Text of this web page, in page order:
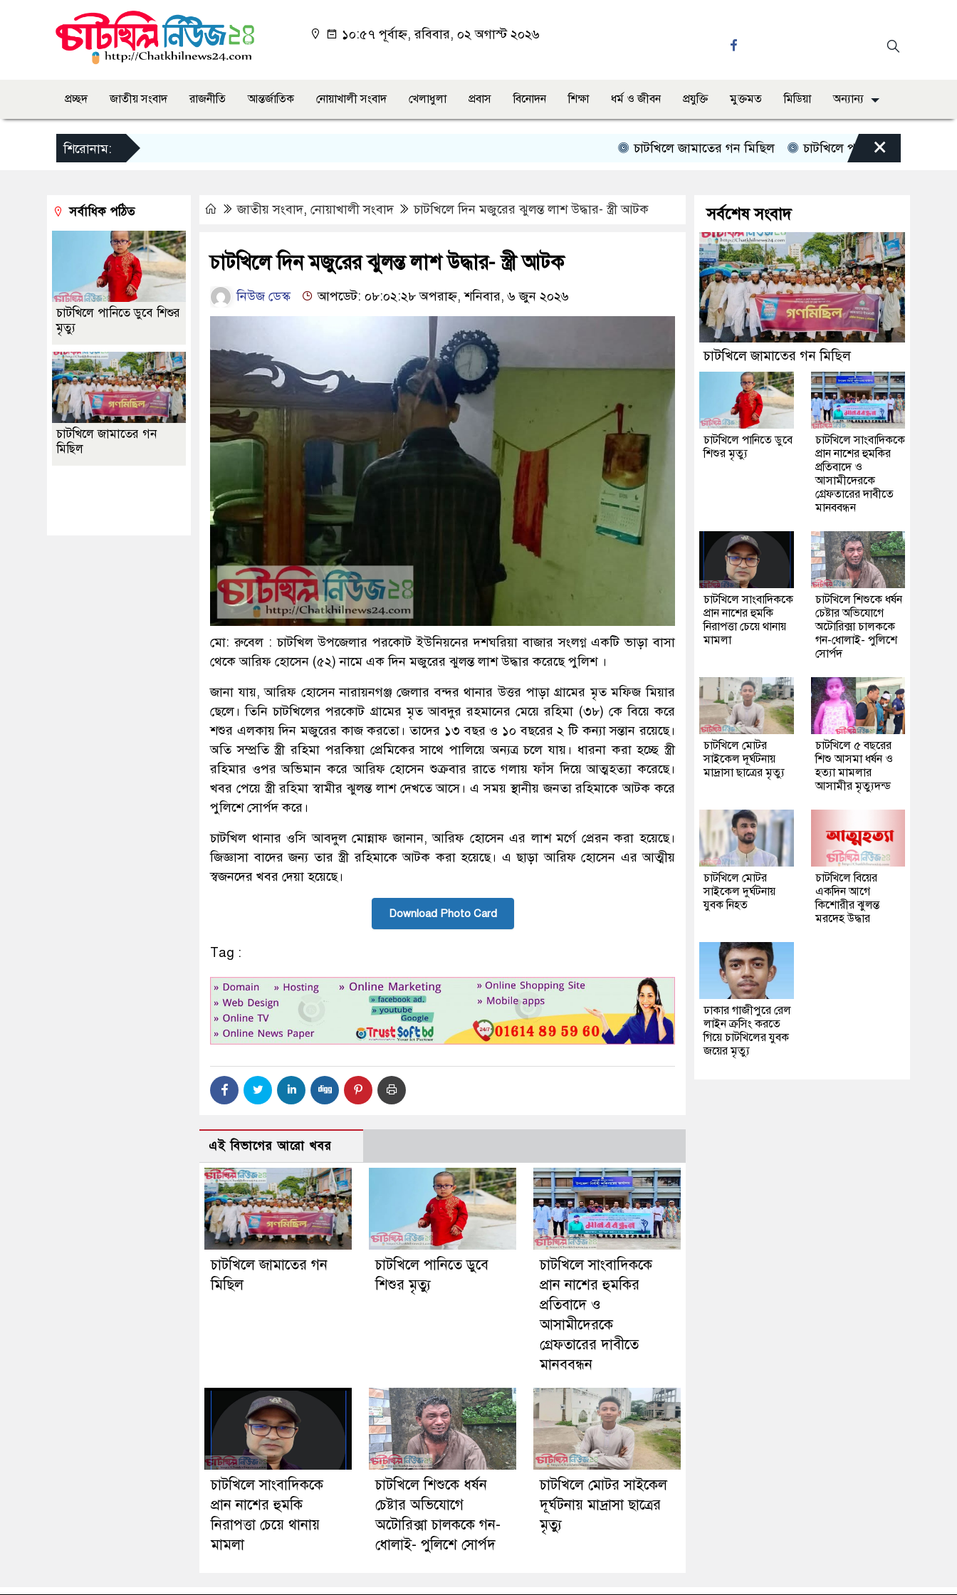
১০:৫৭ পূর্বাহ্ন, রবিবার, ০২ অগাস্ট ২০২৬
প্রচ্ছদ জাতীয় সংবাদ রাজনীতি আন্তর্জাতিক নোয়াখালী সংবাদ খেলাধুলা প্রবাস বিনোদন শিক্ষা ধর্ম ও জীবন প্রযুক্তি মুক্তমত মিডিয়া অন্যান্য
শিরোনাম: চাটখিলে জামাতের গন মিছিল চাটখিলে পানিতে ডুবে শিশুর মৃত্যু
×
জাতীয় সংবাদ, নোয়াখালী সংবাদ চাটখিলে দিন মজুরের ঝুলন্ত লাশ উদ্ধার- স্ত্রী আটক
চাটখিলে দিন মজুরের ঝুলন্ত লাশ উদ্ধার- স্ত্রী আটক
নিউজ ডেস্ক আপডেট: ০৮:০২:২৮ অপরাহ্ন, শনিবার, ৬ জুন ২০২৬
মো: রুবেল : চাটখিল উপজেলার পরকোট ইউনিয়নের দশঘরিয়া বাজার সংলগ্ন একটি ভাড়া বাসা
থেকে আরিফ হোসেন (৫২) নামে এক দিন মজুরের ঝুলন্ত লাশ উদ্ধার করেছে পুলিশ ।
জানা যায়, আরিফ হোসেন নারায়নগঞ্জ জেলার বন্দর থানার উত্তর পাড়া গ্রামের মৃত মফিজ মিয়ার
ছেলে। তিনি চাটখিলের পরকোট গ্রামের মৃত আবদুর রহমানের মেয়ে রহিমা (৩৮) কে বিয়ে করে
শশুর এলকায় দিন মজুরের কাজ করতো। তাদের ১৩ বছর ও ১০ বছরের ২ টি কন্যা সন্তান রয়েছে।
অতি সম্প্রতি স্ত্রী রহিমা পরকিয়া প্রেমিকের সাথে পালিয়ে অন্যত্র চলে যায়। ধারনা করা হচ্ছে স্ত্রী
রহিমার ওপর অভিমান করে আরিফ হোসেন শুক্রবার রাতে গলায় ফাঁস দিয়ে আত্মহত্যা করেছে।
খবর পেয়ে স্ত্রী রহিমা স্বামীর ঝুলন্ত লাশ দেখতে আসে। এ সময় স্থানীয় জনতা রহিমাকে আটক করে
পুলিশে সোর্পদ করে।
চাটখিল থানার ওসি আবদুল মোন্নাফ জানান, আরিফ হোসেন এর লাশ মর্গে প্রেরন করা হয়েছে।
জিজ্ঞাসা বাদের জন্য তার স্ত্রী রহিমাকে আটক করা হয়েছে। এ ছাড়া আরিফ হোসেন এর আত্মীয়
স্বজনদের খবর দেয়া হয়েছে।
Download Photo Card
Tag :
এই বিভাগের আরো খবর
চাটখিলে জামাতের গন
মিছিল
চাটখিলে পানিতে ডুবে
শিশুর মৃত্যু
চাটখিলে সাংবাদিককে
প্রান নাশের হুমকির
প্রতিবাদে ও
আসামীদেরকে
গ্রেফতারের দাবীতে
মানববন্ধন
চাটখিলে সাংবাদিককে
প্রান নাশের হুমকি
নিরাপত্তা চেয়ে থানায়
মামলা
চাটখিলে শিশুকে ধর্ষন
চেষ্টার অভিযোগে
অটোরিক্সা চালককে গন-
ধোলাই- পুলিশে সোর্পদ
চাটখিলে মোটর সাইকেল
দূর্ঘটনায় মাদ্রাসা ছাত্রের
মৃত্যু
সর্বাধিক পঠিত
চাটখিলে পানিতে ডুবে শিশুর
মৃত্যু
চাটখিলে জামাতের গন
মিছিল
সর্বশেষ সংবাদ
চাটখিলে জামাতের গন মিছিল
চাটখিলে পানিতে ডুবে
শিশুর মৃত্যু
চাটখিলে সাংবাদিককে
প্রান নাশের হুমকির
প্রতিবাদে ও
আসামীদেরকে
গ্রেফতারের দাবীতে
মানববন্ধন
চাটখিলে সাংবাদিককে
প্রান নাশের হুমকি
নিরাপত্তা চেয়ে থানায়
মামলা
চাটখিলে শিশুকে ধর্ষন
চেষ্টার অভিযোগে
অটোরিক্সা চালককে
গন-ধোলাই- পুলিশে
সোর্পদ
চাটখিলে মোটর
সাইকেল দূর্ঘটনায়
মাদ্রাসা ছাত্রের মৃত্যু
চাটখিলে ৫ বছরের
শিশু আসমা ধর্ষন ও
হত্যা মামলার
আসামীর মৃত্যুদন্ড
চাটখিলে মোটর
সাইকেল দুর্ঘটনায়
যুবক নিহত
চাটখিলে বিয়ের
একদিন আগে
কিশোরীর ঝুলন্ত
মরদেহ উদ্ধার
ঢাকার গাজীপুরে রেল
লাইন ক্রসিং করতে
গিয়ে চাটখিলের যুবক
জয়ের মৃত্যু